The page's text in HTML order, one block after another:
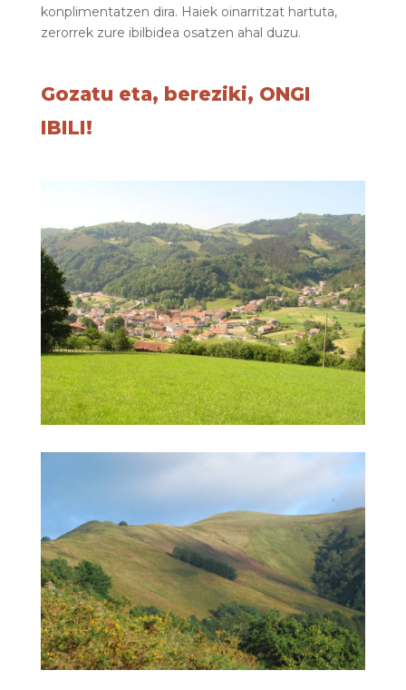
konplimentatzen dira. Haiek oinarritzat hartuta,
zerorrek zure ibilbidea osatzen ahal duzu.
Gozatu eta, bereziki, ONGI
IBILI!